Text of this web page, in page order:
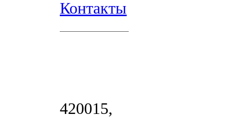
Контакты
420015,